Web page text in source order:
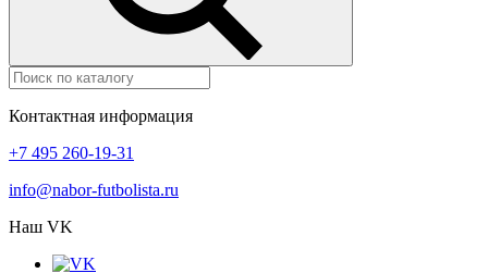
Контактная информация
+7 495 260-19-31
info@nabor-futbolista.ru
Наш VK